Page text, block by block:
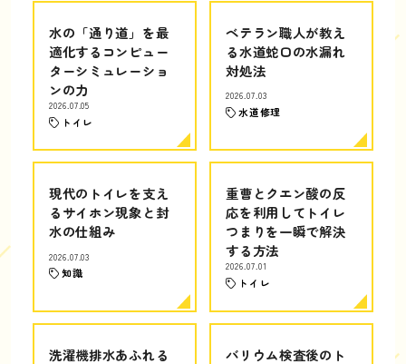
水の「通り道」を最
適化するコンピュー
ターシミュレーショ
ンの力
2026.07.05
トイレ
ベテラン職人が教え
る水道蛇口の水漏れ
対処法
2026.07.03
水道修理
現代のトイレを支え
るサイホン現象と封
水の仕組み
2026.07.03
知識
重曹とクエン酸の反
応を利用してトイレ
つまりを一瞬で解決
する方法
2026.07.01
トイレ
洗濯機排水あふれる
バリウム検査後のト